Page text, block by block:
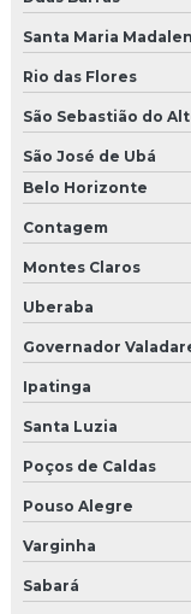
Moldura pingadeira
Moldura placa
Moldura portas e
Moldura pré
Molduras para área
Molduras
Molduras de
Molduras de
Molduras de
Molduras para
Molduras para
Santa Maria
Rio das Flores
São Sebastião do
São José de Ubá
Belo Horizonte
Contagem
Montes Claros
Uberaba
Governador
Ipatinga
Santa Luzia
Poços de Caldas
Pouso Alegre
Varginha
Sabará